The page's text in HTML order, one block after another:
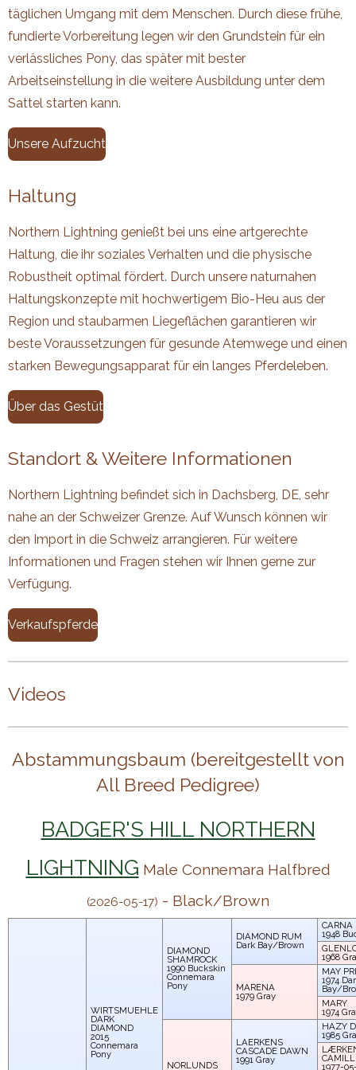
täglichen Umgang mit dem Menschen. Durch diese frühe,
fundierte Vorbereitung legen wir den Grundstein für ein
verlässliches Pony, das später mit bester
Arbeitseinstellung in die weitere Ausbildung unter dem
Sattel starten kann.
Unsere Aufzucht
Haltung
Northern Lightning genießt bei uns eine artgerechte
Haltung, die ihr soziales Verhalten und die physische
Robustheit optimal fördert. Durch unsere naturnahen
Haltungskonzepte mit hochwertigem Bio-Heu aus der
Region und staubarmen Liegeflächen garantieren wir
beste Voraussetzungen für gesunde Atemwege und einen
starken Bewegungsapparat für ein langes Pferdeleben.
Über das Gestüt
Standort & Weitere Informationen
Northern Lightning befindet sich in Dachsberg, DE, sehr
nahe an der Schweizer Grenze. Auf Wunsch können wir
den Import in die Schweiz arrangieren. Für weitere
Informationen und Fragen stehen wir Ihnen gerne zur
Verfügung.
Verkaufspferde
Videos
Abstammungsbaum (bereitgestellt von
All Breed Pedigree)
BADGER'S HILL NORTHERN
LIGHTNING Male Connemara Halfbred
(2026-05-17) - Black/Brown
WIRTSMUEHLE
DARK
DIAMOND
2015
Connemara
Pony
DIAMOND
SHAMROCK
1990 Buckskin
Connemara
Pony
DIAMOND RUM
Dark Bay/Brown
CARNA
1948
1968
MARENA
1979 Gray
MAY
1974
Bay/
MARY
1974
NORLUNDS
LAERKENS
CASCADE DAWN
1991 Gray
HAZY
1985
1977-